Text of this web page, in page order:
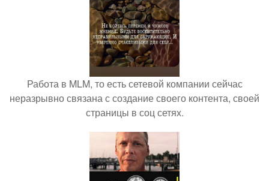
Работа в MLM, то есть сетевой компании сейчас
неразрывно связана с создание своего контента, своей
страницы в соц сетях.